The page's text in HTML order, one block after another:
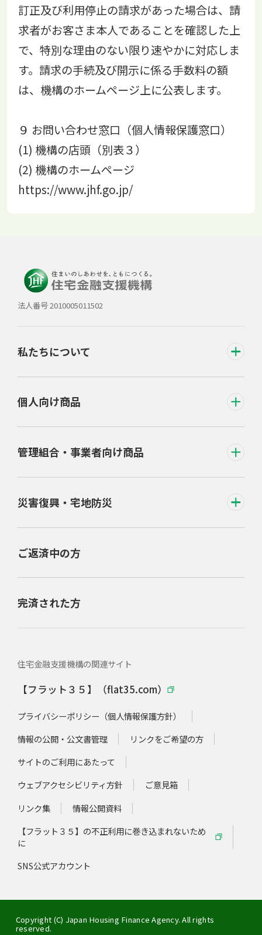
訂正及び利用停止の請求があった場合は、請
求者がお客さま本人であることを確認した上
で、特別な理由のない限り速やかに対応しま
す。請求の手続及び開示に係る手数料の額
は、機構のホームページ上に公表します。
９ お問い合わせ窓口（個人情報保護窓口）
(1) 機構の店頭（別表３）
(2) 機構のホームページ
https://www.jhf.go.jp/
法人番号 2010005011502
私たちについて
個人向け商品
管理組合・事業者向け商品
災害復興・宅地防災
ご返済中の方
完済された方
住宅金融支援機構の関連サイト
【フラット３５】（flat35.com）
プライバシーポリシー（個人情報保護方針）
情報の公開・公文書管理
リンクをご希望の方
サイトのご利用にあたって
ウェブアクセシビリティ方針
ご意見箱
リンク集
情報公開資料
【フラット３５】の不正利用に巻き込まれないため
に
SNS公式アカウント
Copyright (C) Japan Housing Finance Agency. All rights
reserved.